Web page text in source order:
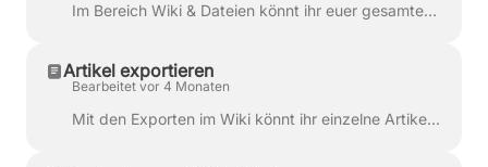
Im Bereich Wiki & Dateien könnt ihr euer gesamtes Wissensmanagement in der Apotheke organisieren – von kurzen Notizen über Arbeitsanweisungen bis hin ...
Artikel exportieren
Bearbeitet vor 4 Monaten
Mit den Exporten im Wiki könnt ihr einzelne Artikel in unterschiedlichen Formaten herunterladen und außerhalb von apocollect weiterverwenden. Export...